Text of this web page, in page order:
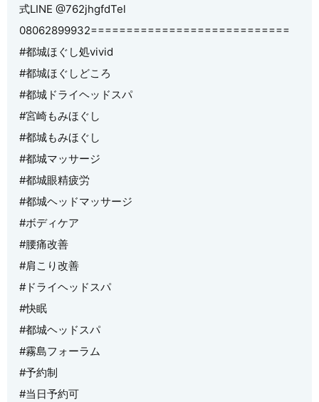
式LINE @762jhgfdTel
08062899932============================
#都城ほぐし処vivid
#都城ほぐしどころ
#都城ドライヘッドスパ
#宮崎もみほぐし
#都城もみほぐし
#都城マッサージ
#都城眼精疲労
#都城ヘッドマッサージ
#ボディケア
#腰痛改善
#肩こり改善
#ドライヘッドスパ
#快眠
#都城ヘッドスパ
#霧島フォーラム
#予約制
#当日予約可